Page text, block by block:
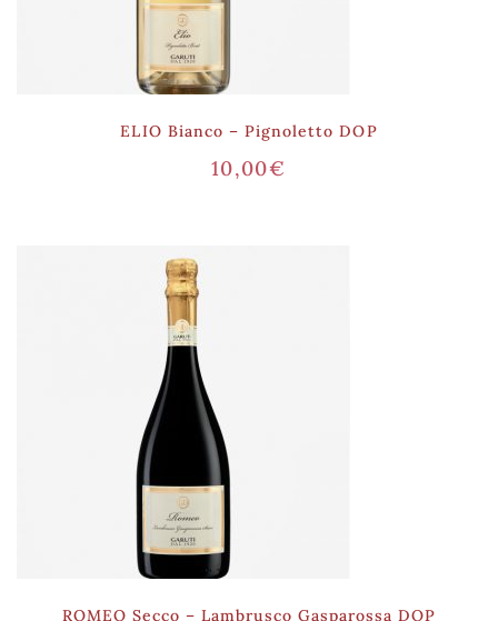
ELIO Bianco – Pignoletto DOP
10,00€
ROMEO Secco – Lambrusco Gasparossa DOP